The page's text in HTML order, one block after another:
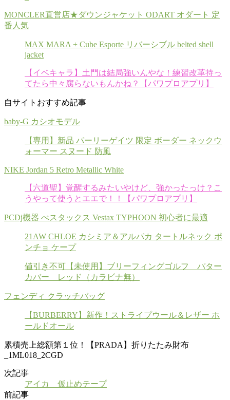
MONCLER直営店★ダウンジャケット ODART オダート 定
番人気
MAX MARA + Cube Esporte リバーシブル belted shell
jacket
【イベキャラ】土門は結局強いんやな！練習改革持っ
てたら中々腐らないもんかね？【パワプロアプリ】
自サイトおすすめ記事
baby-G カシオモデル
【専用】新品 パーリーゲイツ 限定 ボーダー ネックウ
ォーマー スヌード 防風
NIKE Jordan 5 Retro Metallic White
【六道聖】覚醒するみたいやけど、強かったっけ？こ
うやって使うとエエで！！【パワプロアプリ】
PCDj機器 べスタックス Vestax TYPHOON 初心者に最適
21AW CHLOE カシミア＆アルパカ タートルネック ポ
ンチョ ケープ
値引き不可【未使用】ブリーフィングゴルフ パター
カバー レッド（カラビナ無）
フェンディ クラッチバッグ
【BURBERRY】新作！ストライプウール＆レザー ホ
ールドオール
累積売上総額第１位！【PRADA】折りたたみ財布
_1ML018_2CGD
次記事
アイカ 仮止めテープ
前記事